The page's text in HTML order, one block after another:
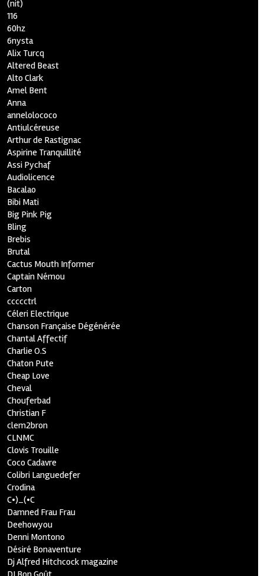
(nit)
116
60hz
6nysta
Alix Turcq
Altered Beast
Alto Clark
Amel Bent
Anna
annelolococo
Antiulcéreuse
Arthur de Rastignac
Aspirine Tranquillité
Assi Pychaf
Audiolicence
Bacalao
Bibi Mati
Big Pink Pig
Bling
Brebis
Brutal
Cactus Mouth Informer
Captain Némou
Carton
ccccctrl
Céleri Electrique
Chanson Française Dégénérée
Chantal Affectif
Charlie O.S
Chaton Pute
Cheap Love
Cheval
Chouferbad
Christian F
clem2bron
CLNMC
Clovis Trouille
Coco Cadavre
Colibri Languedefer
Crodina
C•)_(•C
Damned Frau Frau
Deehowyou
Denni Montono
Désiré Bonaventure
Dj Alfred Hitchcock magazine